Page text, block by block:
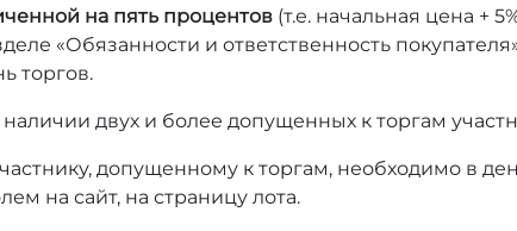
на пять процентов (т.е. начальная цена +
«Обязанности и ответственность
торгов.
двух и более допущенных к торгам
допущенному к торгам, необходимо в
на сайт, на страницу лота.